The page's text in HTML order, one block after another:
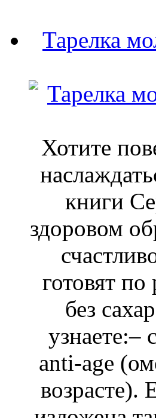
Тарелка
Хотите
книги
здоровом
готовят
без
узнаете:–
anti-age
возрасте).